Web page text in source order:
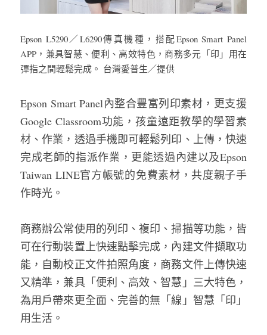
Epson L5290／L6290傳真機種，搭配Epson Smart Panel
APP，兼具智慧、便利、高效特色，商務多元「印」用在
彈指之間輕鬆完成。 台灣愛普生／提供
Epson Smart Panel內整合豐富列印素材，更支援
Google Classroom功能，孩童遠距教學的學習素
材、作業，透過手機即可輕鬆列印、上傳，快速
完成老師的指派作業，更能透過內建以及Epson
Taiwan LINE官方帳號的免費素材，共度親子手
作時光。
商務辦公常使用的列印、複印、掃描等功能，皆
可在行動裝置上快速點擊完成，內建文件擷取功
能，自動校正文件拍照角度，商務文件上傳快速
又精準，兼具「便利、高效、智慧」三大特色，
為用戶帶來更全面、完善的無「線」智慧「印」
用生活。